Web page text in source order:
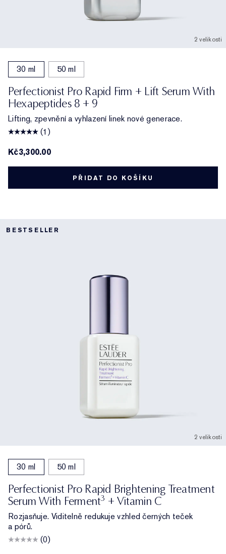
2 velikosti
30 ml 50 ml
Perfectionist Pro Rapid Firm + Lift Serum With
Hexapeptides 8 + 9
Lifting, zpevnění a vyhlazení linek nové generace.
(1)
Kč3,300.00
PŘIDAT DO KOŠÍKU
BESTSELLER
2 velikosti
30 ml 50 ml
Perfectionist Pro Rapid Brightening Treatment
Serum With Ferment3 + Vitamin C
Rozjasňuje. Viditelně redukuje vzhled černých teček
a pórů.
(0)